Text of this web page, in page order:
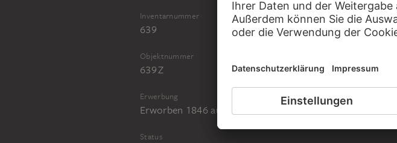
Inventarnummer
639
Objektnummer
639 Z
Erwerbung
Erworben 1846 aus der Sammlung Sternberg-Manderscheid
Status